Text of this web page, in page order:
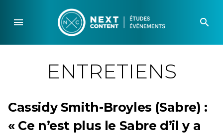
content
menu search
ENTRETIENS
Cassidy Smith-Broyles (Sabre) :
« Ce n’est plus le Sabre d’il y a